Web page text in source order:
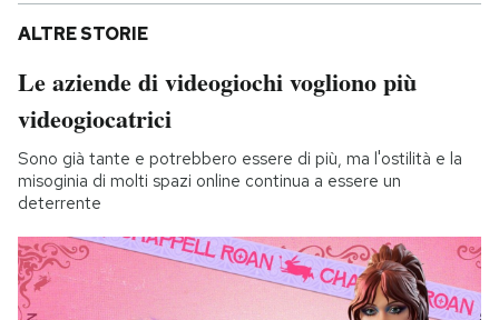
ALTRE STORIE
Le aziende di videogiochi vogliono più
videogiocatrici
Sono già tante e potrebbero essere di più, ma l'ostilità e la
misoginia di molti spazi online continua a essere un
deterrente